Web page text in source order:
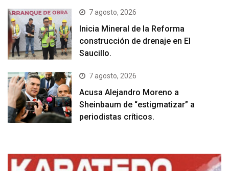
7 agosto, 2026
Inicia Mineral de la Reforma
construcción de drenaje en El
Saucillo.
7 agosto, 2026
Acusa Alejandro Moreno a
Sheinbaum de “estigmatizar” a
periodistas críticos.